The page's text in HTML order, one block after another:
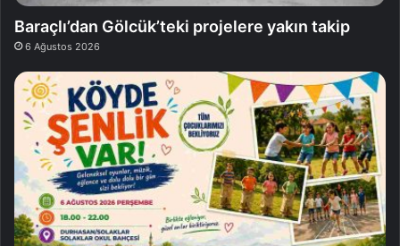
Baraçlı’dan Gölcük’teki projelere yakın takip
6 Ağustos 2026